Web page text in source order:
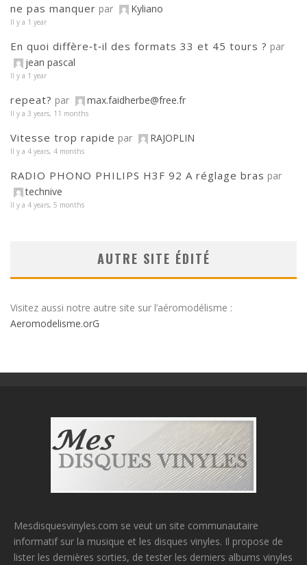
ne pas manquer par Kyliano
Il y a 1 year
En quoi diffère‑t‑il des formats 33 et 45 tours ? par
jean pascal
Il y a 1 year
repeat? par max.faidherbe@free.fr
Il y a 3 years, 11 months
Vitesse trop rapide par RAJOPLIN
Il y a 4 years, 4 months
RADIO PHONO PHILIPS H3F 92 A réglage bras par
technive
Il y a 4 years, 5 months
AUTRE SITE ÉDITÉ
Visitez aussi notre autre site sur l’aéromodélisme :
Aeromodelisme.orG
Mesdisquesvinyles.com se veut un site communautaire
informatif sur la musique et les disques vinyles. Il propose de
lister les dernières sorties, de tester les derniers albums vinyles